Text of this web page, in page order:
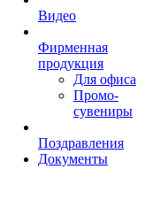
Видео
Фирменная
продукция
Для офиса
Промо-
сувениры
Поздравления
Документы